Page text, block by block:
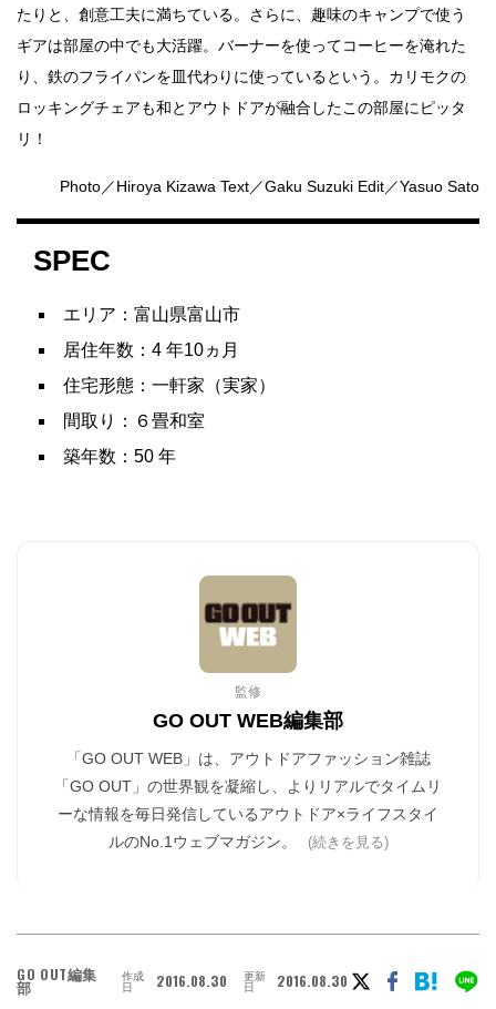
たりと、創意工夫に満ちている。さらに、趣味のキャンプで使う
ギアは部屋の中でも大活躍。バーナーを使ってコーヒーを淹れた
り、鉄のフライパンを皿代わりに使っているという。カリモクの
ロッキングチェアも和とアウトドアが融合したこの部屋にピッタ
リ！
Photo／Hiroya Kizawa Text／Gaku Suzuki Edit／Yasuo Sato
SPEC
エリア：富山県富山市
居住年数：4 年10ヵ月
住宅形態：一軒家（実家）
間取り：６畳和室
築年数：50 年
監修
GO OUT WEB編集部
「GO OUT WEB」は、アウトドアファッション雑誌
「GO OUT」の世界観を凝縮し、よりリアルでタイムリ
ーな情報を毎日発信しているアウトドア×ライフスタイ
ルのNo.1ウェブマガジン。
(続きを見る)
GO OUT編集
部
作成
日 2016.08.30 更新
日 2016.08.30